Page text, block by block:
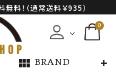
料！（通常送料￥935）
0
view_module BRAND